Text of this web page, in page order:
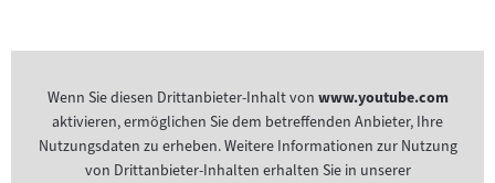
Wenn Sie diesen Drittanbieter-Inhalt von www.youtube.com
aktivieren, ermöglichen Sie dem betreffenden Anbieter, Ihre
Nutzungsdaten zu erheben. Weitere Informationen zur Nutzung
von Drittanbieter-Inhalten erhalten Sie in unserer